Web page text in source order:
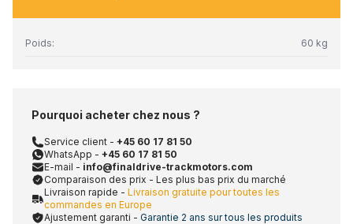
Poids: 60 kg
Pourquoi acheter chez nous ?
Service client - +45 60 17 81 50
WhatsApp - +45 60 17 81 50
E-mail - info@finaldrive-trackmotors.com
Comparaison des prix - Les plus bas prix du marché
Livraison rapide - Livraison gratuite pour toutes les
commandes en Europe
Ajustement garanti - Garantie 2 ans sur tous les produits